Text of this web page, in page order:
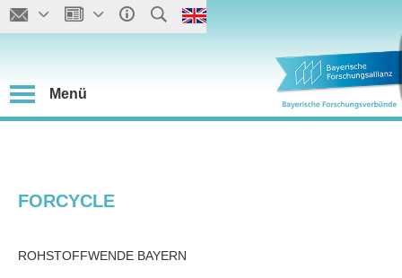
Menü
FORCYCLE
ROHSTOFFWENDE BAYERN